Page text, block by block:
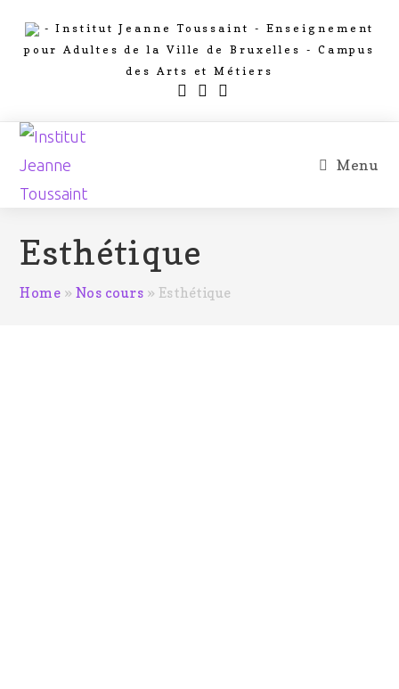
- Institut Jeanne Toussaint - Enseignement
pour Adultes de la Ville de Bruxelles - Campus
des Arts et Métiers
Menu
Esthétique
Home » Nos cours » Esthétique